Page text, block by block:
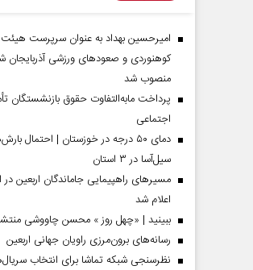
امیرحسین بهداد به عنوان سرپرست هیئت
کوهنوردی و صعودهای ورزشی آذربایجان
منصوب شد
پرداخت مابه‌التفاوت حقوق بازنشستگان
اجتماعی
دمای ۵۰ درجه در خوزستان | احتمال
سیل‌آسا در ۳ استان
مسیر‌های راهپیمایی جاماندگان اربعین در
اعلام شد
ببینید | «چهل روز » محسن چاووشی
رسانه‌های برون‌مرزی راویان جهانی اربعین
نظرسنجی شبکه تماشا برای انتخاب